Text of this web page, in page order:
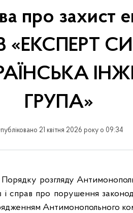
про захист
«ЕКСПЕРТ
ГРУПА»
21 квітня 2026 року о 09:34
розгляду
і справ про порушення
Антимонопольного